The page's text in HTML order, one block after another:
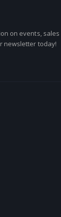
on events, sales
newsletter today!